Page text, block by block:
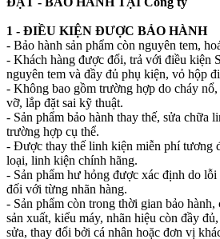
1 - ĐIỀU KIỆN ĐƯỢC BẢO HÀNH
- Bảo hành sản phẩm còn nguyên tem,
- Khách hàng được đổi, trả với điều kiện
nguyên tem và đầy đủ phụ kiện, vỏ hộp
- Không bao gồm trường hợp do cháy
vỡ, lắp đặt sai kỹ thuật.
- Sản phẩm bảo hành thay thế, sửa chữa
trường hợp cụ thể.
- Được thay thế linh kiện miễn phí tương
loại, linh kiện chính hãng.
- Sản phẩm hư hỏng được xác định do lỗi
đối với từng nhãn hàng.
- Sản phẩm còn trong thời gian bảo
sản xuất, kiểu máy, nhãn hiệu còn đầy
sửa, thay đổi bởi cá nhân hoặc đơn vị